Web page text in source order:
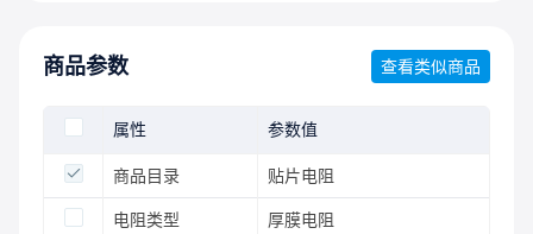
商品参数 查看类似商品
属性 参数值
商品目录 贴片电阻
电阻类型 厚膜电阻